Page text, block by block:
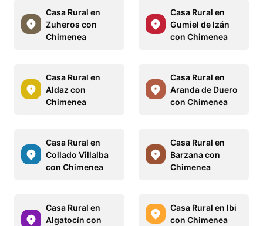
Casa Rural en
Zuheros con
Chimenea
Casa Rural en
Gumiel de Izán
con Chimenea
Casa Rural en
Aldaz con
Chimenea
Casa Rural en
Aranda de Duero
con Chimenea
Casa Rural en
Collado Villalba
con Chimenea
Casa Rural en
Barzana con
Chimenea
Casa Rural en
Algatocín con
Casa Rural en Ibi
con Chimenea